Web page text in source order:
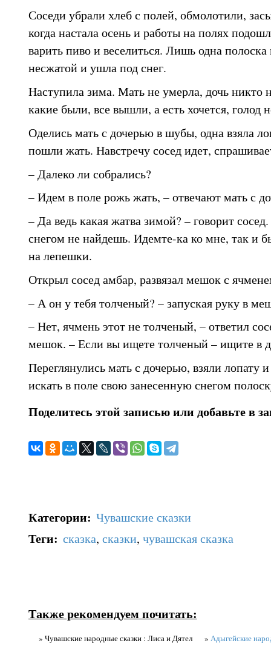
Соседи убрали хлеб с полей, обмолотили,
когда настала осень и работы на полях
варить пиво и веселиться. Лишь одна полоска
несжатой и ушла под снег.
Наступила зима. Мать не умерла, дочь никто
какие были, все вышли, а есть хочется, голод
Оделись мать с дочерью в шубы, одна взяла
пошли жать. Навстречу сосед идет,
– Далеко ли собрались?
– Идем в поле рожь жать, – отвечают мать с
– Да ведь какая жатва зимой? – говорит
снегом не найдешь. Идемте-ка ко мне, так и
на лепешки.
Открыл сосед амбар, развязал мешок с
– А он у тебя толченый? – запуская руку в
– Нет, ячмень этот не толченый, – ответил
мешок. – Если вы ищете толченый – ищите в
Переглянулись мать с дочерью, взяли лопату
искать в поле свою занесенную снегом
Поделитесь этой записью или добавьте в
Категории: Чувашские сказки
Теги: сказка, сказки, чувашская сказка
Также рекомендуем почитать:
» Чувашские народные сказки : Лиса и Дятел
» Адыгейские